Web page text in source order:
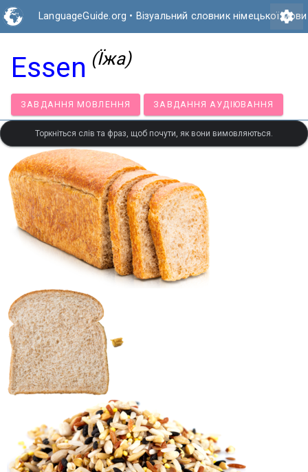
LanguageGuide.org • Візуальний словник німецької мови
settings
Essen (Їжа)
ЗАВДАННЯ МОВЛЕННЯ ЗАВДАННЯ
Торкніться слів та фраз, щоб почути, як вони вимовляються.